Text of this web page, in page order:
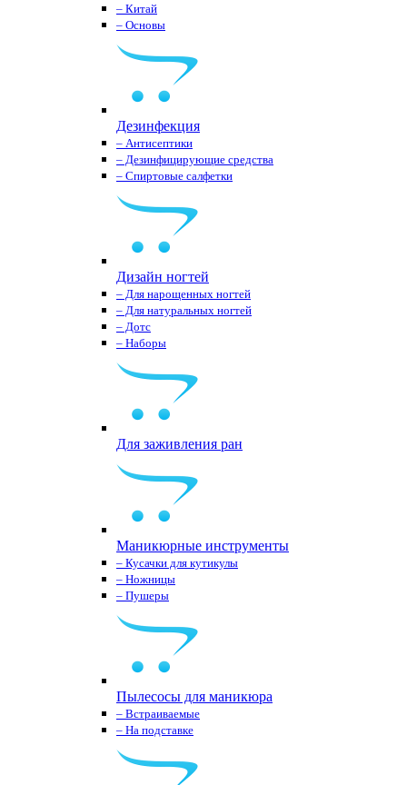
– Китай
– Основы
Дезинфекция
– Антисептики
– Дезинфицирующие средства
– Спиртовые салфетки
Дизайн ногтей
– Для нарощенных ногтей
– Для натуральных ногтей
– Дотс
– Наборы
Для заживления ран
Маникюрные инструменты
– Кусачки для кутикулы
– Ножницы
– Пушеры
Пылесосы для маникюра
– Встраиваемые
– На подставке